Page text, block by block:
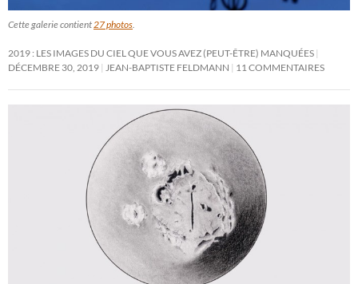
Cette galerie contient27 photos.
2019 : LES IMAGES DU CIEL QUE VOUS AVEZ (PEUT-ÊTRE) MANQUÉES
DÉCEMBRE 30, 2019 JEAN-BAPTISTE FELDMANN 11 COMMENTAIRES